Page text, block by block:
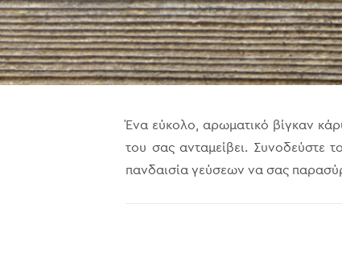
Ένα εύκολο, αρωματικό βίγκαν
του σας ανταμείβει. Συνοδεύστε
πανδαισία γεύσεων να σας